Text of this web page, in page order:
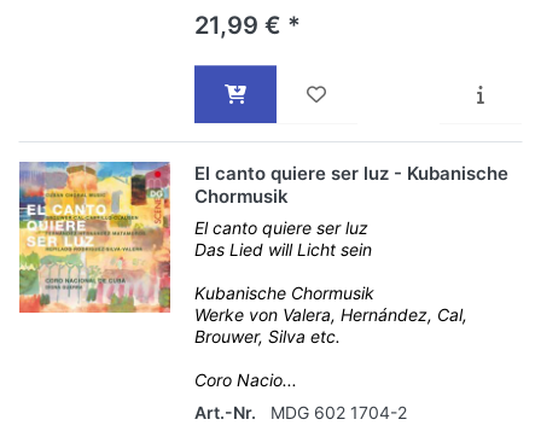
21,99 € *
El canto quiere ser luz - Kubanische
Chormusik
El canto quiere ser luz
Das Lied will Licht sein
Kubanische Chormusik
Werke von Valera, Hernández, Cal,
Brouwer, Silva etc.
Coro Nacio...
Art.-Nr.
MDG 602 1704-2